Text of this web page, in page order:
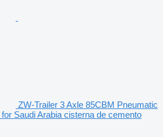
ZW-Trailer 3 Axle 85CBM Pneumatic
Saudi Arabia cisterna de cemento